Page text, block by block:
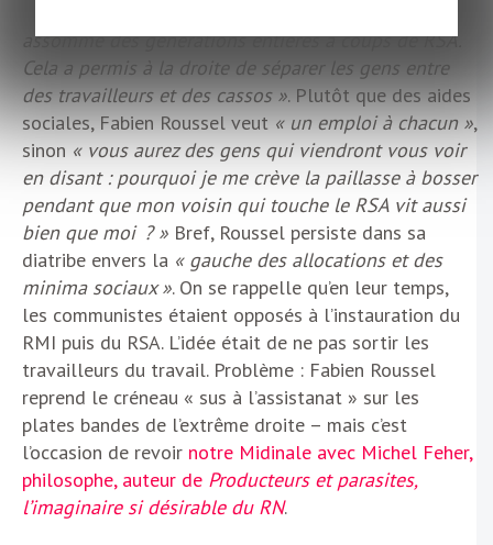
assommé des générations entières à coups de RSA.
Cela a permis à la droite de séparer les gens entre
des travailleurs et des cassos ». Plutôt que des aides
sociales, Fabien Roussel veut« un emploi à chacun »,
sinon « vous aurez des gens qui viendront vous voir
en disant : pourquoi je me crève la paillasse à bosser
pendant que mon voisin qui touche le RSA vit aussi
bien que moi ? » Bref, Roussel persiste dans sa
diatribe envers la « gauche des allocations et des
minima sociaux ». On se rappelle qu’en leur temps,
les communistes étaient opposés à l’instauration du
RMI puis du RSA. L’idée était de ne pas sortir les
travailleurs du travail. Problème : Fabien Roussel
reprend le créneau « sus à l’assistanat » sur les
plates bandes de l’extrême droite – mais c’est
l’occasion de revoir notre Midinale avec Michel Feher,
philosophe, auteur de Producteurs et parasites,
l’imaginaire si désirable du RN.